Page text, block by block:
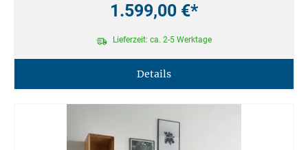
1.599,00 €*
Lieferzeit: ca. 2-5 Werktage
Details